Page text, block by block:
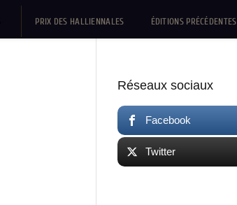
PRIX DES HALLIENNALES ÉDITIONS PRÉCÉDENTES
Réseaux sociaux
Facebook
Twitter